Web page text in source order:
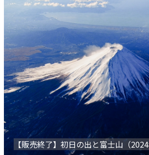
【販売終了】初日の出と富士山（